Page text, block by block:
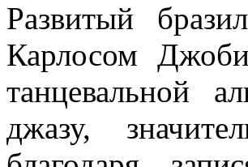
Развитый
Карлосом
танцевальной
джазу,